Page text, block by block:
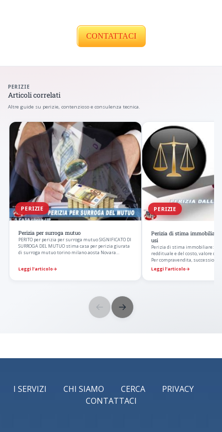
CONTATTACI
PERIZIE
Articoli correlati
Altre guide su perizie, contenzioso e consulenza tecnica.
PERIZIE
Perizia per surroga mutuo
PERITO per perizia per surroga mutuo SIGNIFICATO DI
SURROGA DEL MUTUO stima casa per perizia giurata
di surroga mutuo torino milano aosta Novara…
Leggi l’articolo→
PERIZIE
Perizia di stima immobiliare:
usi
Perizia di stima immobiliare:
reddituale e del costo, valore di
Per compravendita,
Leggi l’articolo→
← →
I SERVIZI CHI SIAMO CERCA
PRIVACY
CONTATTACI